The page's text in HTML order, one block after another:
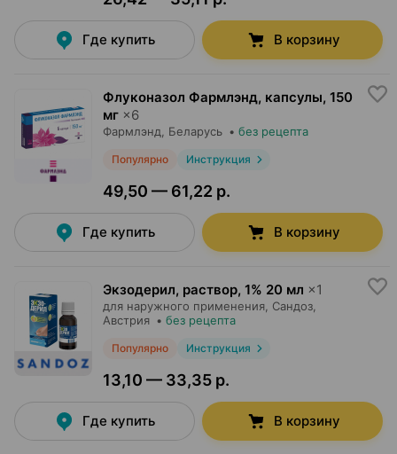
Где купить В корзину
Флуконазол Фармлэнд, капсулы, 150
мг ×6
Фармлэнд , Беларусь • без рецепта
Популярно Инструкция
49,50 — 61,22 р.
Где купить В корзину
Экзодерил, раствор, 1% 20 мл ×1
для наружного применения, Сандоз
Австрия • без рецепта
Популярно Инструкция
13,10 — 33,35 р.
Где купить В корзину